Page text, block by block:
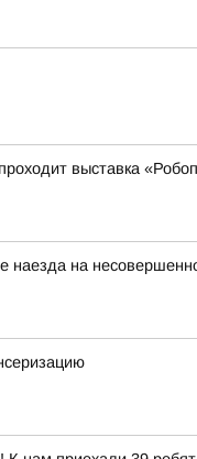
выставка
наезда на